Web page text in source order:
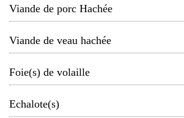
Viande de porc Hachée
Viande de veau hachée
Foie(s) de volaille
Echalote(s)